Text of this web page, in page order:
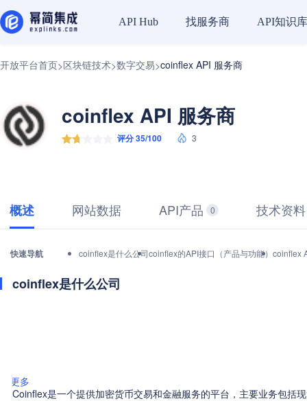
API Hub 找服务商 API知识库
开放平台首页>区块链技术>数字交易>coinflex API 服务商
coinflex API 服务商
评分 35/100 3
概述 网站数据 API产品 0 技术资料
快速导航 coinflex是什么公司coinflex的API接口（产品与功能） coinflex
coinflex是什么公司
更多
Coinflex是一个提供加密货币交易和金融服务的平台，主要业务包括